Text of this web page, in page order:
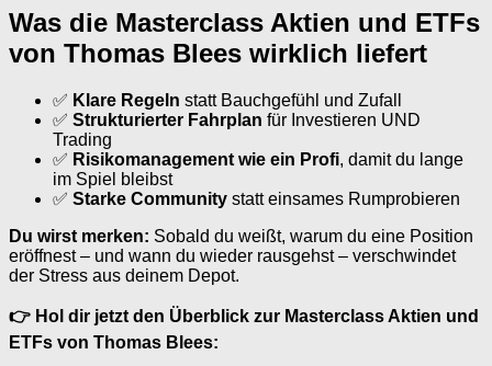
Was die Masterclass Aktien und ETFs
von Thomas Blees wirklich liefert
✅ Klare Regeln statt Bauchgefühl und Zufall
✅ Strukturierter Fahrplan für Investieren UND
Trading
✅ Risikomanagement wie ein Profi, damit du lange
im Spiel bleibst
✅ Starke Community statt einsames Rumprobieren
Du wirst merken: Sobald du weißt, warum du eine Position
eröffnest – und wann du wieder rausgehst – verschwindet
der Stress aus deinem Depot.
👉 Hol dir jetzt den Überblick zur Masterclass Aktien und
ETFs von Thomas Blees: